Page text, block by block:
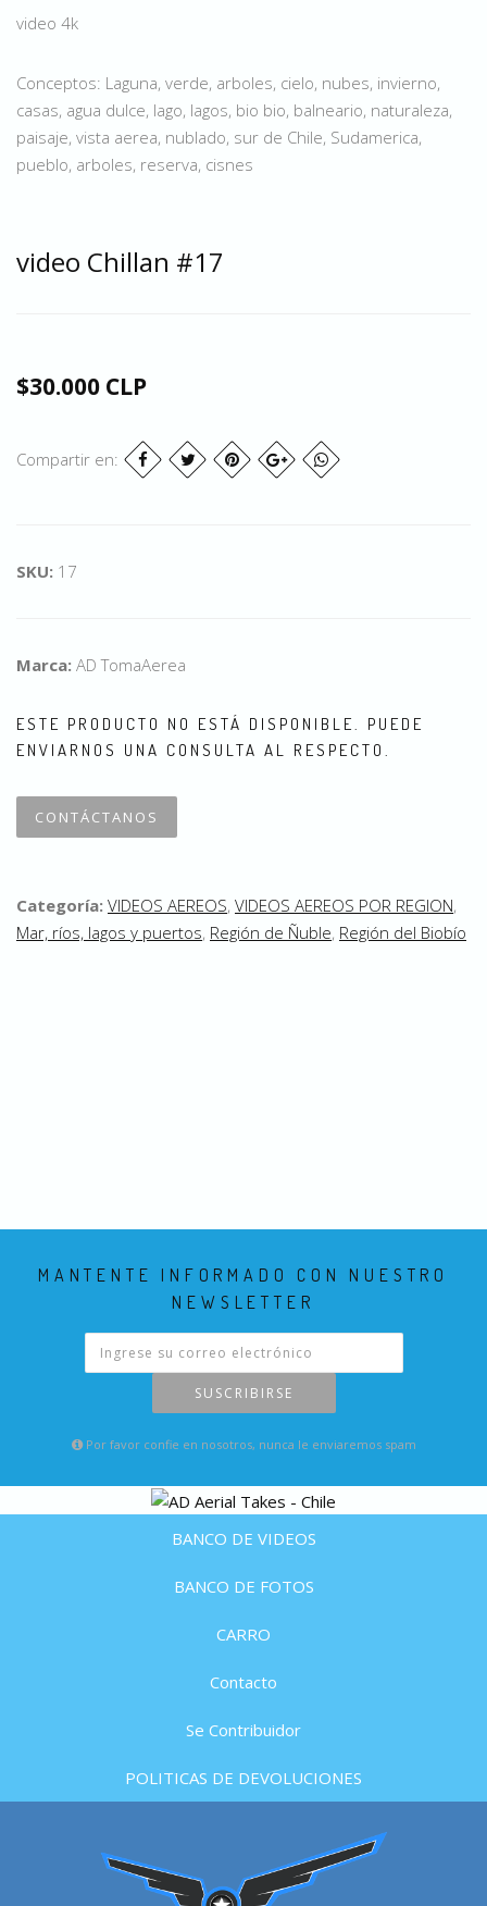
video 4k
Conceptos: Laguna, verde, arboles, cielo, nubes, invierno,
casas, agua dulce, lago, lagos, bio bio, balneario, naturaleza,
paisaje, vista aerea, nublado, sur de Chile, Sudamerica,
pueblo, arboles, reserva, cisnes
video Chillan #17
$30.000 CLP
Compartir en:
SKU: 17
Marca: AD TomaAerea
ESTE PRODUCTO NO ESTÁ DISPONIBLE. PUEDE
ENVIARNOS UNA CONSULTA AL RESPECTO.
CONTÁCTANOS
Categoría: VIDEOS AEREOS, VIDEOS AEREOS POR REGION,
Mar, ríos, lagos y puertos, Región de Ñuble, Región del Biobío
MANTENTE INFORMADO CON NUESTRO
NEWSLETTER
SUSCRIBIRSE
Por favor confie en nosotros, nunca le enviaremos spam
BANCO DE VIDEOS
BANCO DE FOTOS
CARRO
Contacto
Se Contribuidor
POLITICAS DE DEVOLUCIONES